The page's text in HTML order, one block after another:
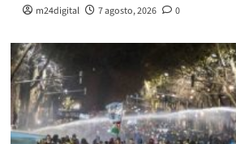
m24digital 7 agosto, 2026 0